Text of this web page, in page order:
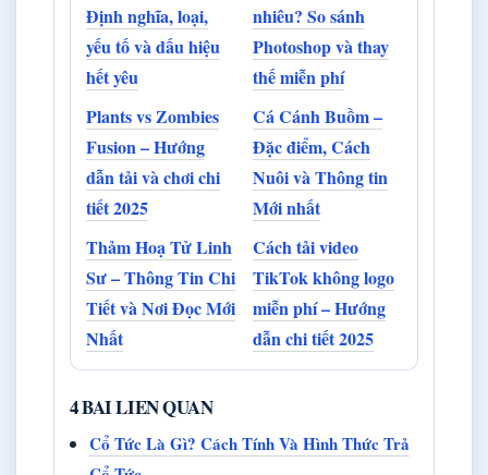
Định nghĩa, loại,
yếu tố và dấu hiệu
hết yêu
nhiêu? So sánh
Photoshop và thay
thế miễn phí
Plants vs Zombies
Fusion – Hướng
dẫn tải và chơi chi
tiết 2025
Cá Cánh Buồm –
Đặc điểm, Cách
Nuôi và Thông tin
Mới nhất
Thảm Hoạ Tử Linh
Sư – Thông Tin Chi
Tiết và Nơi Đọc Mới
Nhất
Cách tải video
TikTok không logo
miễn phí – Hướng
dẫn chi tiết 2025
4 BAI LIEN QUAN
Cổ Tức Là Gì? Cách Tính Và Hình Thức Trả